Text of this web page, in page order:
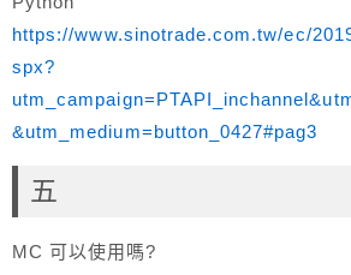
https://www.sinotrade.com.tw/ec/
spx?
&utm_medium=button_0427#pag3
五
MC 可以使用嗎?